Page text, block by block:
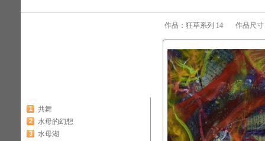
1 共舞
2 水母的幻想
3 水母湖
作品：狂草系列 14 作品尺寸